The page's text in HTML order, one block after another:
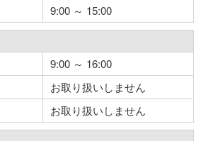
9:00 ～ 15:00
9:00 ～ 16:00
お取り扱いしません
お取り扱いしません